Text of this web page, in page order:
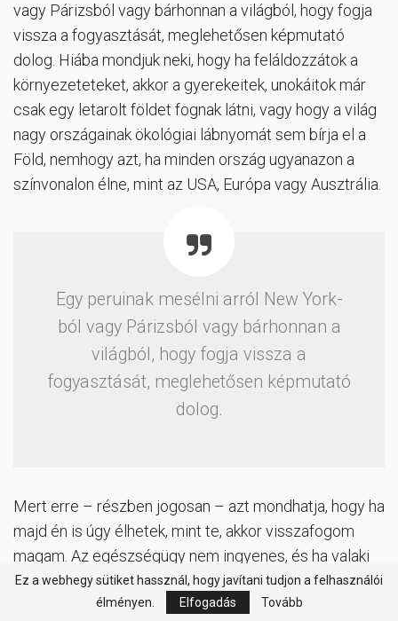
vagy Párizsból vagy bárhonnan a világból, hogy fogja
vissza a fogyasztását, meglehetősen képmutató
dolog. Hiába mondjuk neki, hogy ha feláldozzátok a
környezeteteket, akkor a gyerekeitek, unokáitok már
csak egy letarolt földet fognak látni, vagy hogy a világ
nagy országainak ökológiai lábnyomát sem bírja el a
Föld, nemhogy azt, ha minden ország ugyanazon a
színvonalon élne, mint az USA, Európa vagy Ausztrália.
Egy peruinak mesélni arról New York-
ból vagy Párizsból vagy bárhonnan a
világból, hogy fogja vissza a
fogyasztását, meglehetősen képmutató
dolog.
Mert erre – részben jogosan – azt mondhatja, hogy ha
majd én is úgy élhetek, mint te, akkor visszafogom
magam. Az egészségügy nem ingyenes, és ha valaki
megbetegszik, akkor sokaknak megváltozik a
véleménye arról, hogy kivágjanak-e egy fát,
Ez a webhegy sütiket hassznál, hogy javítani tudjon a felhasználói
élményen.
Elfogadás Tovább